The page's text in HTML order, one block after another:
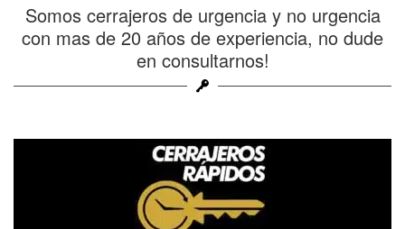
Somos cerrajeros de urgencia y no urgencia
con mas de 20 años de experiencia, no dude
en consultarnos!